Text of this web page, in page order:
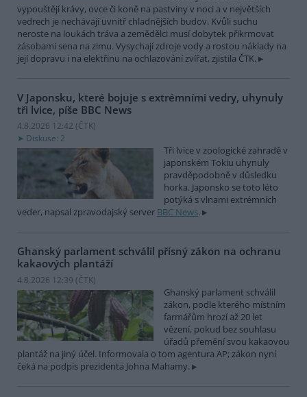
vypouštějí krávy, ovce či koně na pastviny v noci a v největších
vedrech je nechávají uvnitř chladnějších budov. Kvůli suchu
neroste na loukách tráva a zemědělci musí dobytek přikrmovat
zásobami sena na zimu. Vysychají zdroje vody a rostou náklady na
její dopravu i na elektřinu na ochlazování zvířat, zjistila ČTK.
V Japonsku, které bojuje s extrémními vedry, uhynuly
tři lvice, píše BBC News
4.8.2026 12:42 (ČTK)
Diskuse: 2
Tři lvice v zoologické zahradě v
japonském Tokiu uhynuly
pravděpodobně v důsledku
horka. Japonsko se toto léto
potýká s vlnami extrémních
veder, napsal zpravodajský server BBC News.
Ghanský parlament schválil přísný zákon na ochranu
kakaových plantáží
4.8.2026 12:39 (ČTK)
Ghanský parlament schválil
zákon, podle kterého místním
farmářům hrozí až 20 let
vězení, pokud bez souhlasu
úřadů přemění svou kakaovou
plantáž na jiný účel. Informovala o tom agentura AP; zákon nyní
čeká na podpis prezidenta Johna Mahamy.